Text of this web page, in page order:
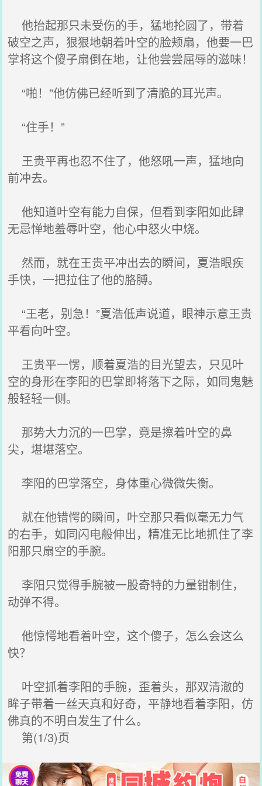
他抬起那只未受伤的手，猛地抡圆了，带着
破空之声，狠狠地朝着叶空的脸颊扇，他要一巴
掌将这个傻子扇倒在地，让他尝尝屈辱的滋味！
“啪！”他仿佛已经听到了清脆的耳光声。
“住手！”
王贵平再也忍不住了，他怒吼一声，猛地向
前冲去。
他知道叶空有能力自保，但看到李阳如此肆
无忌惮地羞辱叶空，他心中怒火中烧。
然而，就在王贵平冲出去的瞬间，夏浩眼疾
手快，一把拉住了他的胳膊。
“王老，别急！”夏浩低声说道，眼神示意王贵
平看向叶空。
王贵平一愣，顺着夏浩的目光望去，只见叶
空的身形在李阳的巴掌即将落下之际，如同鬼魅
般轻轻一侧。
那势大力沉的一巴掌，竟是擦着叶空的鼻
尖，堪堪落空。
李阳的巴掌落空，身体重心微微失衡。
就在他错愕的瞬间，叶空那只看似毫无力气
的右手，如同闪电般伸出，精准无比地抓住了李
阳那只扇空的手腕。
李阳只觉得手腕被一股奇特的力量钳制住，
动弹不得。
他惊愕地看着叶空，这个傻子，怎么会这么
快？
叶空抓着李阳的手腕，歪着头，那双清澈的
眸子带着一丝天真和好奇，平静地看着李阳，仿
佛真的不明白发生了什么。
第(1/3)页